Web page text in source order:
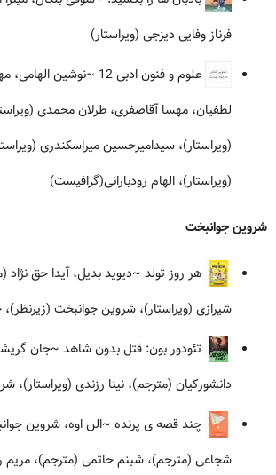
فرناز وفایی دیزجی (ویراستار)
علوم و فنون ادبی 12
~نوشین الهامی،
لطفیان، مهسا آقاصفری، طرلان محمدی
(ویراستار)، سیدامیرحسین میراسکندری
(ویراستار)، الهام رودبارانی(گرافیست)
شروین جوانبخت
هر روز تولد ~دیوید بدیل، آیدا حق
شیرازی (ویراستار)، شروین جوانبخت
تئودور بون: قتل بدون شاهد ~جان
دانشورکیان (مترجم)، نینا رزندی (ویراستار)،
چند قصه ی پرنده ~الن اوه، شروین
شجاعی (مترجم)، شبنم حاتمی (مترجم)، مریم